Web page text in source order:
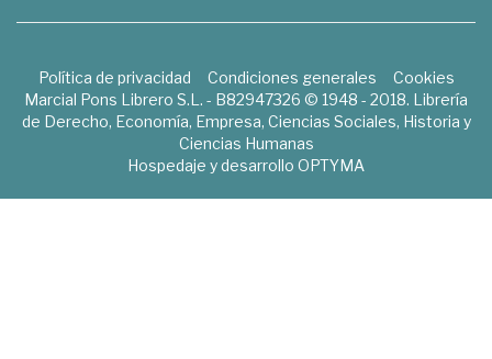
Política de privacidad Condiciones generales
Cookies
Marcial Pons Librero S.L. - B82947326 © 1948 - 2018. Librería
de Derecho, Economía, Empresa, Ciencias Sociales, Historia y
Ciencias Humanas
Hospedaje y desarrollo OPTYMA